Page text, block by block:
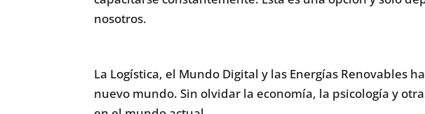
nosotros.
La Logística, el Mundo Digital y las Energías Renovables
nuevo mundo. Sin olvidar la economía, la psicología y